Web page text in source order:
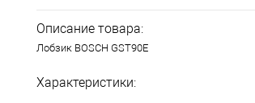
Описание товара:
Лобзик BOSCH GST90E
Характеристики: